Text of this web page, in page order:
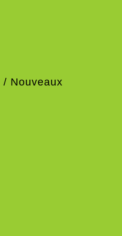
/ Nouveaux